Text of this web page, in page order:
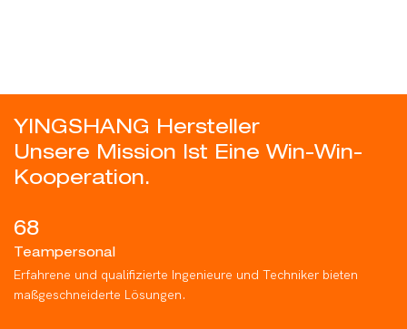
YINGSHANG Hersteller
Unsere Mission Ist Eine Win-Win-
Kooperation.
68
Teampersonal
Erfahrene und qualifizierte Ingenieure und Techniker bieten
maßgeschneiderte Lösungen.